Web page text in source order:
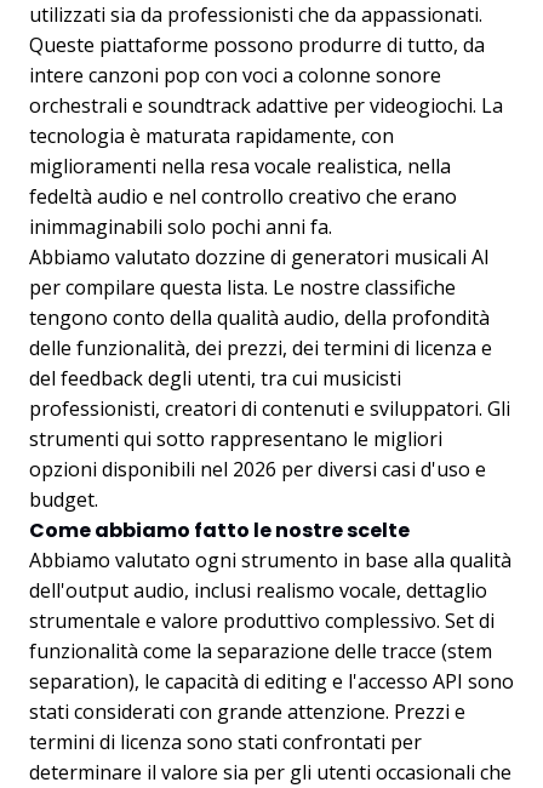
utilizzati sia da professionisti che da appassionati.
Queste piattaforme possono produrre di tutto, da
intere canzoni pop con voci a colonne sonore
orchestrali e soundtrack adattive per videogiochi. La
tecnologia è maturata rapidamente, con
miglioramenti nella resa vocale realistica, nella
fedeltà audio e nel controllo creativo che erano
inimmaginabili solo pochi anni fa.
Abbiamo valutato dozzine di generatori musicali AI
per compilare questa lista. Le nostre classifiche
tengono conto della qualità audio, della profondità
delle funzionalità, dei prezzi, dei termini di licenza e
del feedback degli utenti, tra cui musicisti
professionisti, creatori di contenuti e sviluppatori. Gli
strumenti qui sotto rappresentano le migliori
opzioni disponibili nel 2026 per diversi casi d'uso e
budget.
Come abbiamo fatto le nostre scelte
Abbiamo valutato ogni strumento in base alla qualità
dell'output audio, inclusi realismo vocale, dettaglio
strumentale e valore produttivo complessivo. Set di
funzionalità come la separazione delle tracce (stem
separation), le capacità di editing e l'accesso API sono
stati considerati con grande attenzione. Prezzi e
termini di licenza sono stati confrontati per
determinare il valore sia per gli utenti occasionali che